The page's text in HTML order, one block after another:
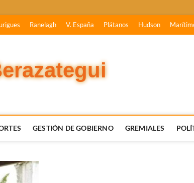
Ranelagh V. España Plátanos Hudson
GESTIÓN DE GOBIERNO GREMIALES